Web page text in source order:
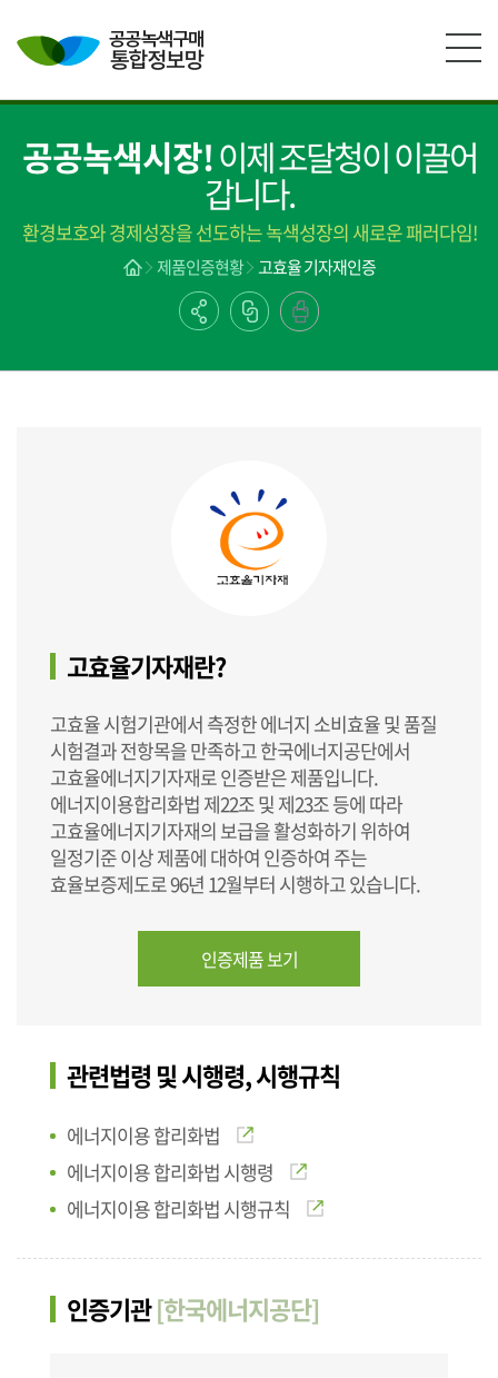
공공녹색시장!이제 조달청이 이끌어
갑니다.
환경보호와 경제성장을 선도하는 녹색성장의 새로운 패러다임!
제품인증현황 고효율 기자재인증
고효율기자재란?
고효율 시험기관에서 측정한 에너지 소비효율 및 품질
시험결과 전항목을 만족하고 한국에너지공단에서
고효율에너지기자재로 인증받은 제품입니다.
에너지이용합리화법 제22조 및 제23조 등에 따라
고효율에너지기자재의 보급을 활성화하기 위하여
일정기준 이상 제품에 대하여 인증하여 주는
효율보증제도로 96년 12월부터 시행하고 있습니다.
인증제품 보기
관련법령 및 시행령, 시행규칙
에너지이용 합리화법
에너지이용 합리화법 시행령
에너지이용 합리화법 시행규칙
인증기관[한국에너지공단]